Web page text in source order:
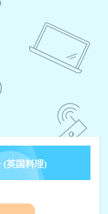
(英国料理)